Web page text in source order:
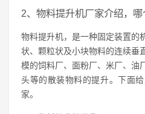
2、物料提升机厂家介绍，
物料提升机，是一种固定装置的
状、颗粒状及小块物料的连续垂
模的饲料厂、面粉厂、米厂、油
头等的散装物料的提升。下面
家。